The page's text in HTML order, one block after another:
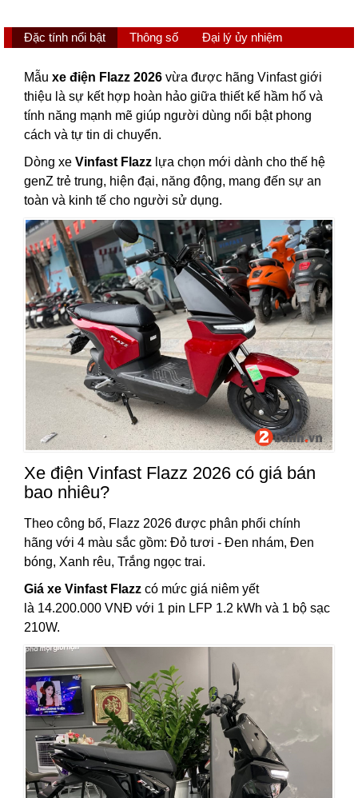
Đặc tính nổi bật Thông số Đại lý ủy nhiệm
Mẫu xe điện Flazz 2026 vừa được hãng Vinfast giới
thiệu là sự kết hợp hoàn hảo giữa thiết kế hầm hố và
tính năng mạnh mẽ giúp người dùng nổi bật phong
cách và tự tin di chuyển.
Dòng xe Vinfast Flazz lựa chọn mới dành cho thế hệ
genZ trẻ trung, hiện đại, năng động, mang đến sự an
toàn và kinh tế cho người sử dụng.
Xe điện Vinfast Flazz 2026 có giá bán
bao nhiêu?
Theo công bố, Flazz 2026 được phân phối chính
hãng với 4 màu sắc gồm: Đỏ tươi - Đen nhám, Đen
bóng, Xanh rêu, Trắng ngọc trai.
Giá xe Vinfast Flazz có mức giá niêm yết
là 14.200.000 VNĐ với 1 pin LFP 1.2 kWh và 1 bộ sạc
210W.